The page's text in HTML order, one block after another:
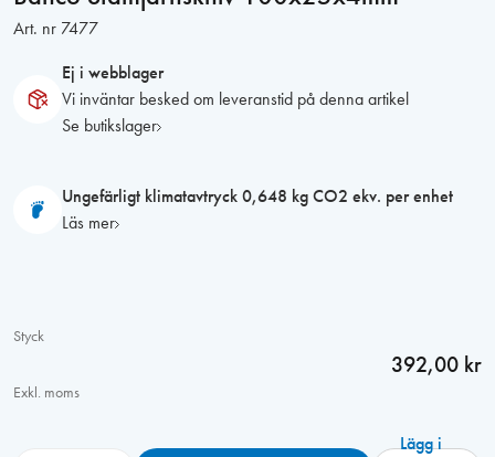
Art. nr 7477
Ej i webblager
Vi inväntar besked om leveranstid på denna artikel
Se butikslager
Ungefärligt klimatavtryck 0,648 kg CO2 ekv. per enhet
Läs mer
Styck
392,00 kr
Exkl. moms
Lägg i